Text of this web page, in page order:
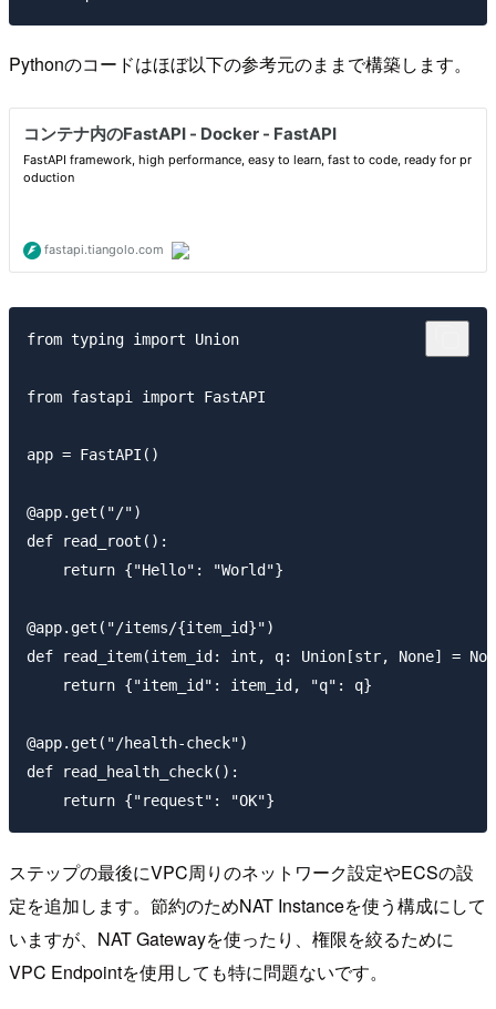
Pythonのコードはほぼ以下の参考元のままで構築します。
from typing import Union
from fastapi import FastAPI
app = FastAPI()
@app.get("/")
def read_root():
    return {"Hello": "World"}
@app.get("/items/{item_id}")
def read_item(item_id: int, q: Union[str, None] =
    return {"item_id": item_id, "q": q}
@app.get("/health-check")
def read_health_check():
ステップの最後にVPC周りのネットワーク設定やECSの設
定を追加します。節約のためNAT Instanceを使う構成にして
いますが、NAT Gatewayを使ったり、権限を絞るために
VPC Endpointを使用しても特に問題ないです。